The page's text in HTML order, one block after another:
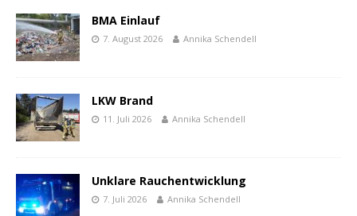
BMA Einlauf
7. August 2026 Annika Schendell
LKW Brand
11. Juli 2026 Annika Schendell
Unklare Rauchentwicklung
7. Juli 2026 Annika Schendell